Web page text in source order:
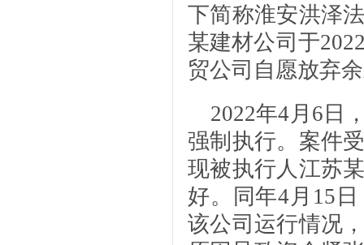
下简称淮安洪泽
某建材公司于
贸公司自愿放弃
2022年4月6日
强制执行。案件
现被执行人江苏
好。同年4月15
该公司运行情况